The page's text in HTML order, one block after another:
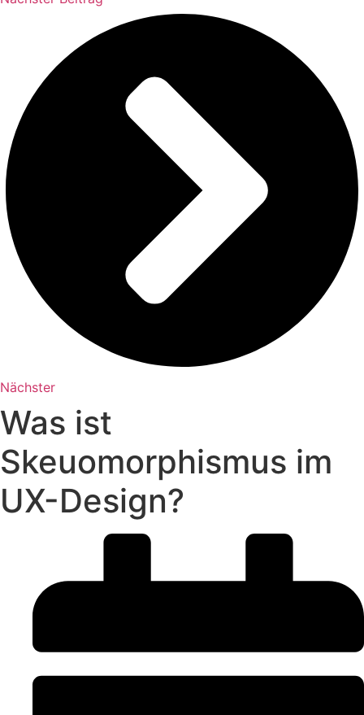
Nächster
Was ist
Skeuomorphismus im
UX-Design?